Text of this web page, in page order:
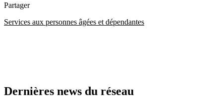
Partager
Services aux personnes âgées et dépendantes
Dernières news du réseau